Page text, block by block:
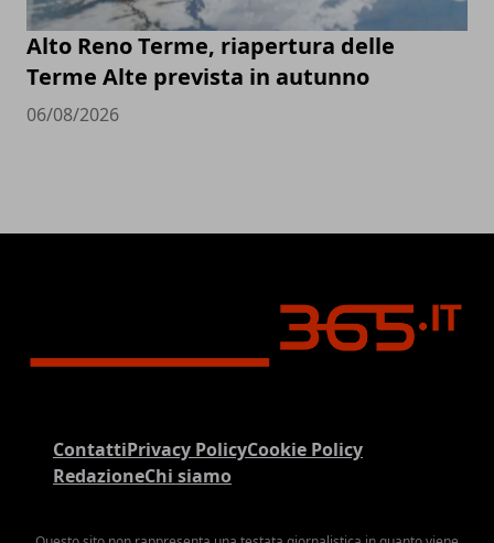
Alto Reno Terme, riapertura delle
Terme Alte prevista in autunno
06/08/2026
ContattiPrivacy PolicyCookie Policy
RedazioneChi siamo